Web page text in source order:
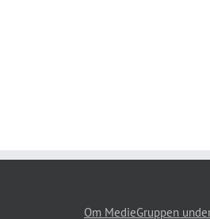
Om MedieGruppen